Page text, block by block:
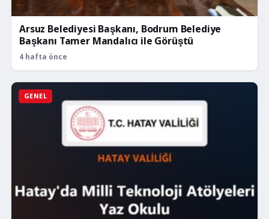
Arsuz Belediyesi Başkanı, Bodrum Belediye
Başkanı Tamer Mandalıcı ile Görüştü
4 hafta önce
GENEL